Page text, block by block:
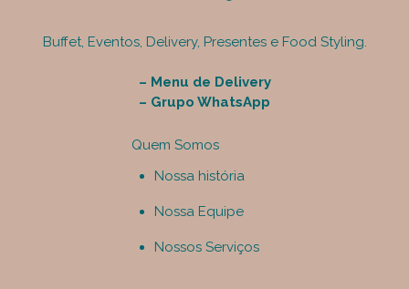
Buffet, Eventos, Delivery, Presentes e Food Styling.
– Menu de Delivery
– Grupo WhatsApp
Quem Somos
Nossa história
Nossa Equipe
Nossos Serviços